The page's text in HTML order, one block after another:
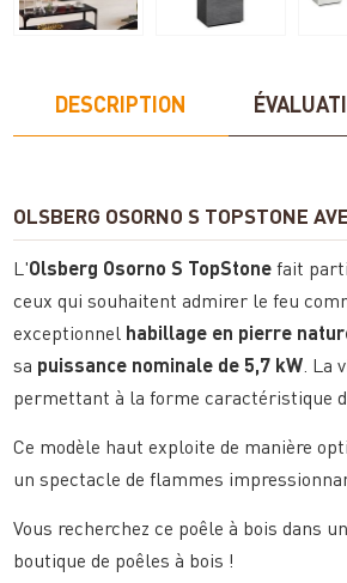
DESCRIPTION
OLSBERG OSORNO S TOPSTONE
L'Olsberg Osorno S TopStone fait
ceux qui souhaitent admirer le feu
exceptionnel habillage en pierre
sa puissance nominale de 5,7 kW. La
permettant à la forme caractéristique
Ce modèle haut exploite de manière
un spectacle de flammes
Vous recherchez ce poêle à bois dans
boutique de poêles à bois !